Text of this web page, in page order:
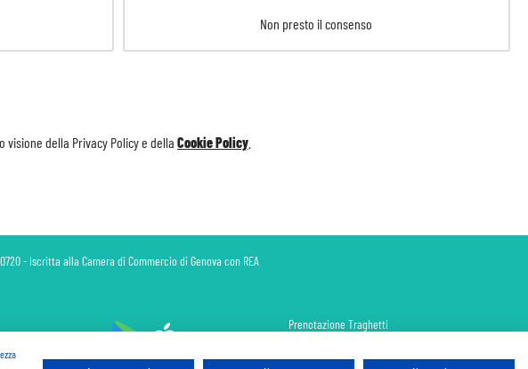
Non presto il consenso
visione della Privacy Policye della Cookie Policy
- Iscritta alla Camera di Commercio di Genova con REA
Prenotazione Traghetti